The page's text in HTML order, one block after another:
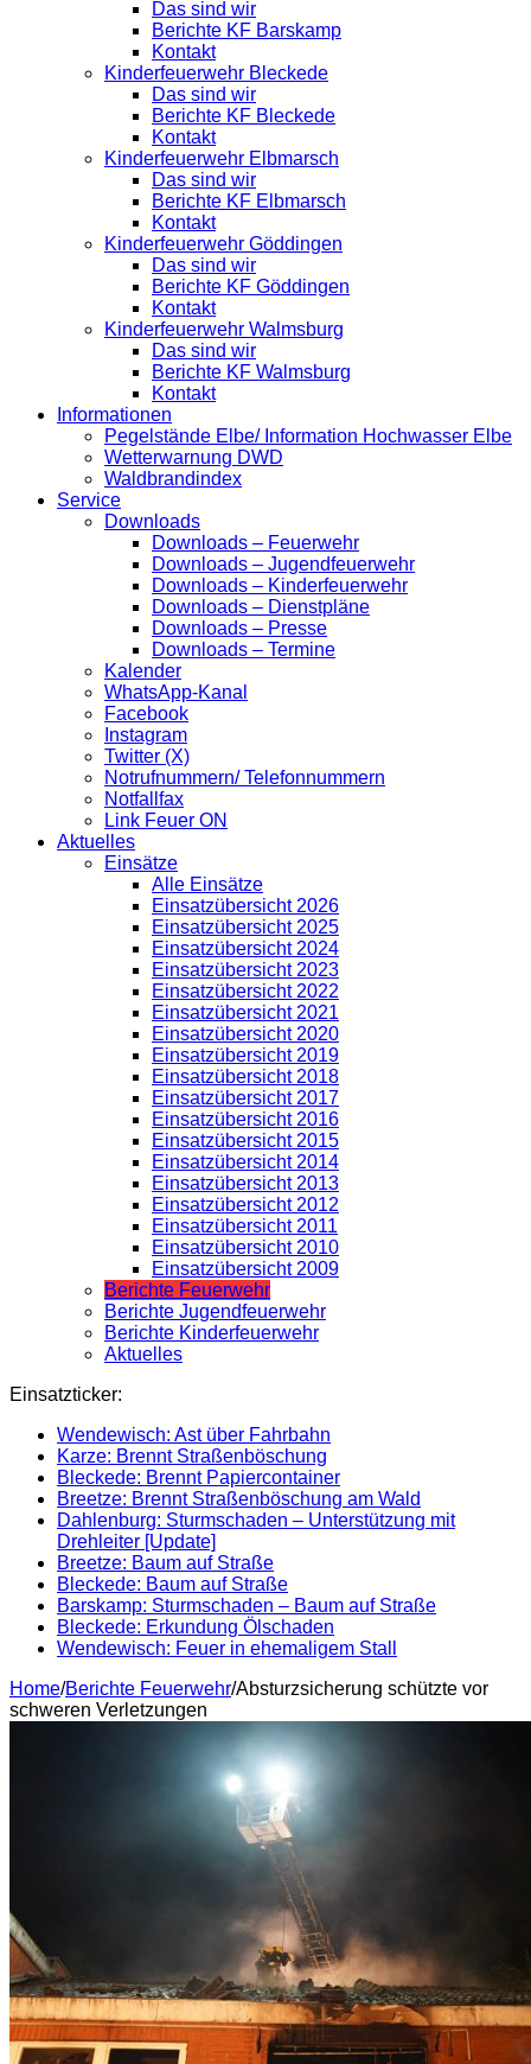
Das sind wir
Berichte KF Barskamp
Kontakt
Kinderfeuerwehr Bleckede
Das sind wir
Berichte KF Bleckede
Kontakt
Kinderfeuerwehr Elbmarsch
Das sind wir
Berichte KF Elbmarsch
Kontakt
Kinderfeuerwehr Göddingen
Das sind wir
Berichte KF Göddingen
Kontakt
Kinderfeuerwehr Walmsburg
Das sind wir
Berichte KF Walmsburg
Kontakt
Informationen
Pegelstände Elbe/ Information Hochwasser Elbe
Wetterwarnung DWD
Waldbrandindex
Service
Downloads
Downloads – Feuerwehr
Downloads – Jugendfeuerwehr
Downloads – Kinderfeuerwehr
Downloads – Dienstpläne
Downloads – Presse
Downloads – Termine
Kalender
WhatsApp-Kanal
Facebook
Instagram
Twitter (X)
Notrufnummern/ Telefonnummern
Notfallfax
Link Feuer ON
Aktuelles
Einsätze
Alle Einsätze
Einsatzübersicht 2026
Einsatzübersicht 2025
Einsatzübersicht 2024
Einsatzübersicht 2023
Einsatzübersicht 2022
Einsatzübersicht 2021
Einsatzübersicht 2020
Einsatzübersicht 2019
Einsatzübersicht 2018
Einsatzübersicht 2017
Einsatzübersicht 2016
Einsatzübersicht 2015
Einsatzübersicht 2014
Einsatzübersicht 2013
Einsatzübersicht 2012
Einsatzübersicht 2011
Einsatzübersicht 2010
Einsatzübersicht 2009
Berichte Feuerwehr
Berichte Jugendfeuerwehr
Berichte Kinderfeuerwehr
Aktuelles
Einsatzticker:
Wendewisch: Ast über Fahrbahn
Karze: Brennt Straßenböschung
Bleckede: Brennt Papiercontainer
Breetze: Brennt Straßenböschung am Wald
Dahlenburg: Sturmschaden – Unterstützung mit
Drehleiter [Update]
Breetze: Baum auf Straße
Bleckede: Baum auf Straße
Barskamp: Sturmschaden – Baum auf Straße
Bleckede: Erkundung Ölschaden
Wendewisch: Feuer in ehemaligem Stall
Home/Berichte Feuerwehr/Absturzsicherung schützte vor
schweren Verletzungen